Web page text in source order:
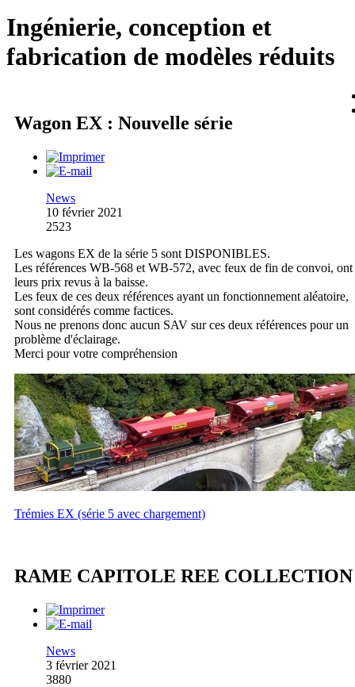
Ingénierie, conception et
fabrication de modèles réduits
Wagon EX : Nouvelle série
News
10 février 2021
2523
Les wagons EX de la série 5 sont DISPONIBLES.
Les références WB-568 et WB-572, avec feux de fin de convoi, ont
leurs prix revus à la baisse.
Les feux de ces deux références ayant un fonctionnement aléatoire,
sont considérés comme factices.
Nous ne prenons donc aucun SAV sur ces deux références pour un
problème d'éclairage.
Merci pour votre compréhension
Trémies EX (série 5 avec chargement)
RAME CAPITOLE REE COLLECTION
News
3 février 2021
3880